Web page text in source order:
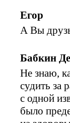
Егор
А Вы
Бабкин
Не знаю,
судить за
с одной
было